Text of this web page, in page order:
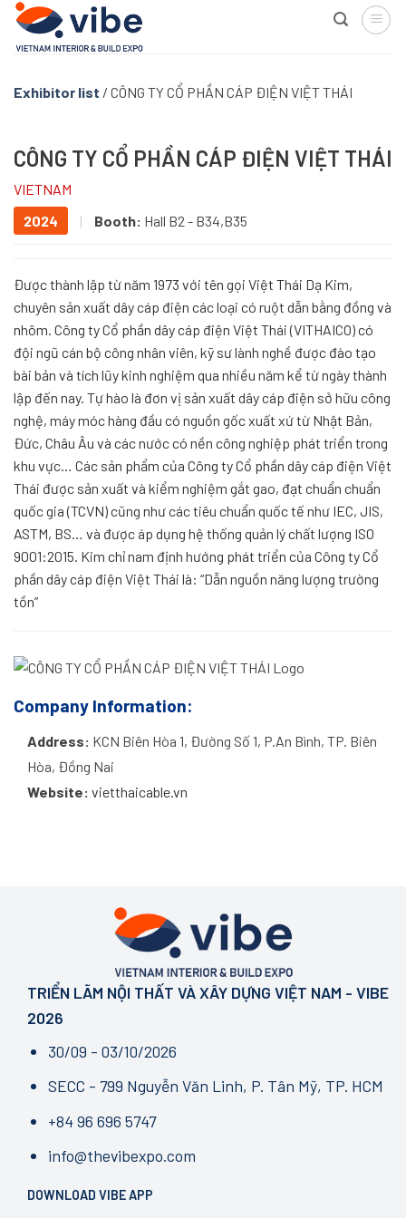
Skip
content
Exhibitor list / CÔNG TY CỔ PHẦN CÁP ĐIỆN VIỆT THÁI
CÔNG TY CỔ PHẦN CÁP ĐIỆN VIỆT THÁI
VIETNAM
2024
| Booth: Hall B2 - B34,B35
Được thành lập từ năm 1973 với tên gọi Việt Thái Dạ Kim,
chuyên sản xuất dây cáp điện các loại có ruột dẫn bằng đồng và
nhôm. Công ty Cổ phần dây cáp điện Việt Thái (VITHAICO) có
đội ngũ cán bộ công nhân viên, kỹ sư lành nghề được đào tạo
bài bản và tích lũy kinh nghiệm qua nhiều năm kể từ ngày thành
lập đến nay. Tự hào là đơn vị sản xuất dây cáp điện sở hữu công
nghệ, máy móc hàng đầu có nguồn gốc xuất xứ từ Nhật Bản,
Đức, Châu Âu và các nước có nền công nghiệp phát triển trong
khu vực… Các sản phẩm của Công ty Cổ phần dây cáp điện Việt
Thái được sản xuất và kiểm nghiệm gắt gao, đạt chuẩn chuẩn
quốc gia (TCVN) cũng như các tiêu chuẩn quốc tế như IEC, JIS,
ASTM, BS… và được áp dụng hệ thống quản lý chất lượng ISO
9001:2015. Kim chỉ nam định hướng phát triển của Công ty Cổ
phần dây cáp điện Việt Thái là: “Dẫn nguồn năng lượng trường
tồn”
Company Information:
Address: KCN Biên Hòa 1, Đường Số 1, P.An Bình, TP. Biên
Hòa, Đồng Nai
Website: vietthaicable.vn
TRIỂN LÃM NỘI THẤT VÀ XÂY DỰNG VIỆT NAM - VIBE
2026
30/09 - 03/10/2026
SECC - 799 Nguyễn Văn Linh, P. Tân Mỹ, TP. HCM
+84 96 696 5747
info@thevibexpo.com
DOWNLOAD VIBE APP